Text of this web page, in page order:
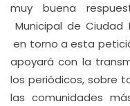
muy buena
Municipal de Ciudad
en torno a esta
apoyará con la
los periódicos, sobre
las comunidades